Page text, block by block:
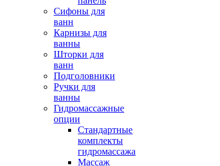
Сифоны для
ванн
Карнизы для
ванны
Шторки для
ванн
Подголовники
Ручки для
ванны
Гидромассажные
опции
Стандартные
комплекты
гидромассажа
Массаж